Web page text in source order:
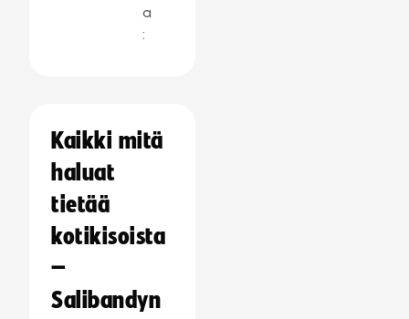
a
:
Kaikki mitä
haluat
tietää
kotikisoista
–
Salibandyn